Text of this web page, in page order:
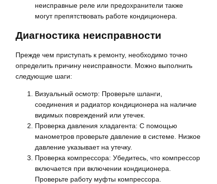
неисправные реле или предохранители также
могут препятствовать работе кондиционера.
Диагностика неисправности
Прежде чем приступать к ремонту, необходимо точно
определить причину неисправности. Можно выполнить
следующие шаги:
Визуальный осмотр: Проверьте шланги,
соединения и радиатор кондиционера на наличие
видимых повреждений или утечек.
Проверка давления хладагента: С помощью
манометров проверьте давление в системе. Низкое
давление указывает на утечку.
Проверка компрессора: Убедитесь, что компрессор
включается при включении кондиционера.
Проверьте работу муфты компрессора.